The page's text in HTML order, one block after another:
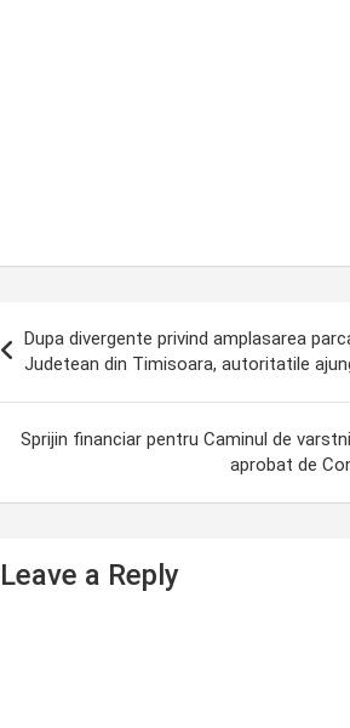
Dupa divergente privind amplasarea
Judetean din Timisoara, autoritatile
Sprijin financiar pentru Caminul de
aprobat de
Leave a Reply